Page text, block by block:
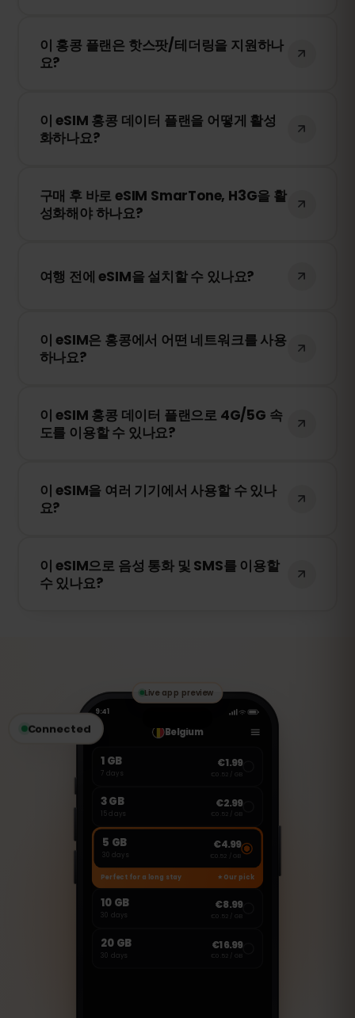
추가 데이터를 구매할 수 있습니다. 계정에
로그인하여 원하는 데이터 용량을 선택하세
이 홍콩 플랜은 핫스팟/테더링을 지원하나
요?
통해 다른 기기와 공유할 수 있습니다. 다만,
속도 및 이용 가능 여부는 현지 네트워크 사
이 eSIM 홍콩 데이터 플랜을 어떻게 활성
화하나요?
eSIM 설정에서 QR 코드를 스캔하면 즉시 활
성화됩니다. 물리적인 SIM 카드 교체가 필요
구매 후 바로 eSIM SmarTone, H3G을 활
성화해야 하나요?
다. 단, SmarTone, H3G 내 네트워크에 처음
여행 전에 eSIM을 설치할 수 있나요?
리 설치하는 것을 권장합니다. 다만, 홍콩에
도착하기 전까지 네트워크에 연결하지 마세
이 eSIM은 홍콩에서 어떤 네트워크를 사용
하나요?
를 자동으로 선택하여 연결됩니다. 예를 들어
SmarTone, H3G 등이 포함될 수 있습니다.
이 eSIM 홍콩 데이터 플랜으로 4G/5G 속
도를 이용할 수 있나요?
5G가 제공되는 경우 5G 연결도 가능합니다.
빠르고 안정적인 인터넷을 경험하세요.
이 eSIM을 여러 기기에서 사용할 수 있나
요?
다. 스마트폰을 변경하는 경우 새로운 eSIM
을 구매해야 합니다.
이 eSIM으로 음성 통화 및 SMS를 이용할
수 있나요?